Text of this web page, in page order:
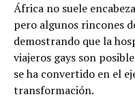
África no suele
pero algunos rincones
demostrando que la
viajeros gays son
se ha convertido en el
transformación.